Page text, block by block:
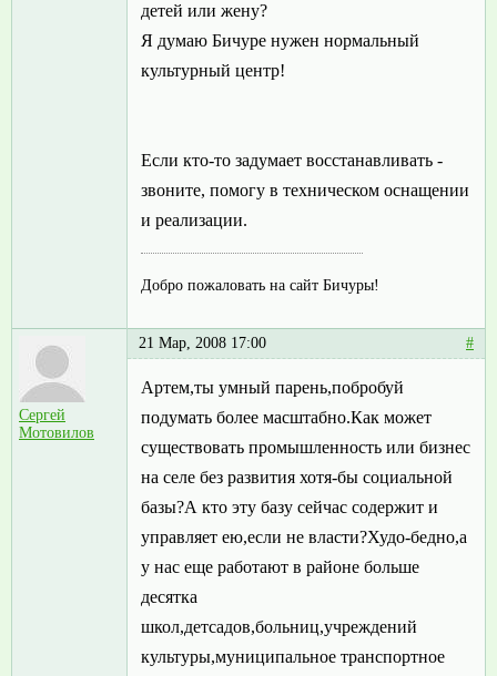
детей или жену?
Я думаю Бичуре нужен нормальный
культурный центр!
Если кто-то задумает восстанавливать -
звоните, помогу в техническом оснащении
и реализации.
Добро пожаловать на сайт Бичуры!
Сергей
Мотовилов
21 Мар, 2008 17:00 #
Артем,ты умный парень,побробуй
подумать более масштабно.Как может
существовать промышленность или бизнес
на селе без развития хотя-бы социальной
базы?А кто эту базу сейчас содержит и
управляет ею,если не власти?Худо-бедно,а
у нас еще работают в районе больше
десятка
школ,детсадов,больниц,учреждений
культуры,муниципальное транспортное